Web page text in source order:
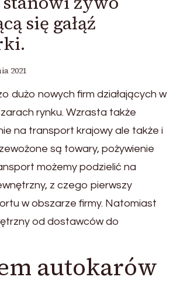
się gałąź
2021
dużo nowych firm działających w
rynku. Wzrasta także
na transport krajowy ale także i
są towary, pożywienie
możemy podzielić na
z czego pierwszy
w obszarze firmy. Natomiast
od dostawców do
autokarów